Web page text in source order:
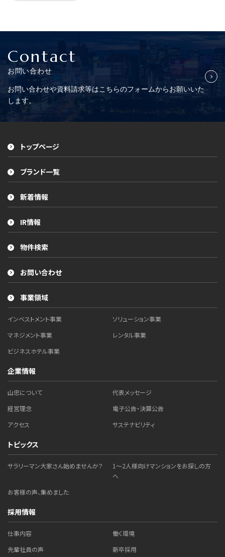
Contact
お問い合わせ
お問い合わせや資料請求等はこちらのフォームからお願いいた
します。
トップページ
ブランド一覧
新着情報
IR情報
物件検索
お問い合わせ
事業領域
インベストメント事業
ソリューション事業
マネジメント事業
レンタル事業
ビジネスホテル事業
企業情報
山忠について
代表メッセージ
経営理念
電子公告・決算公告
アクセス
サステナビリティ
トピックス
サラリーマン大家さん始めませんか？
1～2人様向けマンションをお探しの方
へ
お客様の声、集めました
採用情報
仕事内容
働く環境
先輩社員の声
新卒採用